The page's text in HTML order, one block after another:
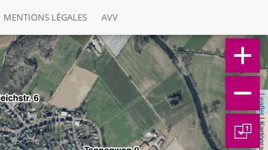
MENTIONS LÉGALES AVV
Leaflet
1